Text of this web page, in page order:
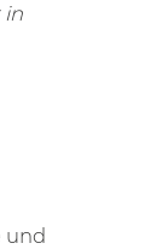
in
und